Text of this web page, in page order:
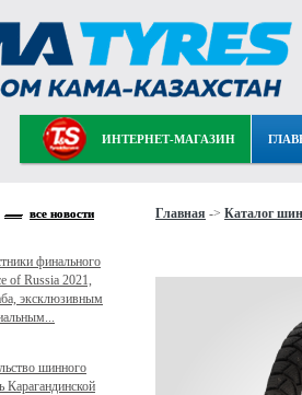
ИНТЕРНЕТ-МАГАЗИН
Главная -> Каталог шин
все новости
финального
of Russia 2021,
эксклюзивным
шинного
Карагандинской